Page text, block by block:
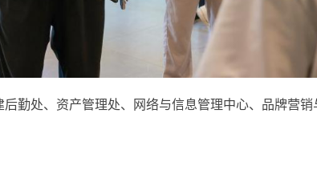
勤处、资产管理处、网络与信息管理中心、品牌营销